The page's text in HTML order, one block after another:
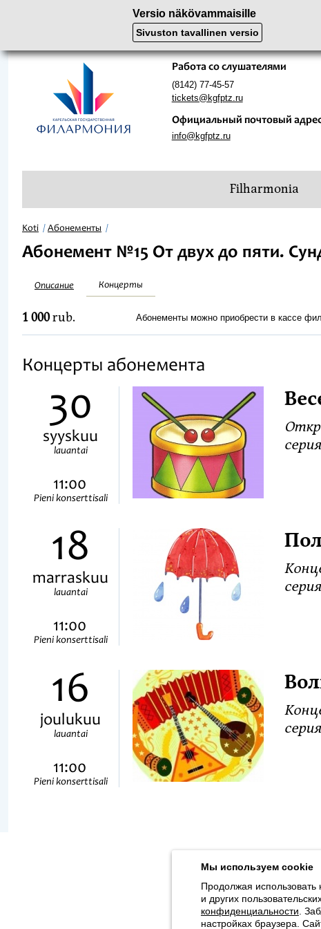
Versio näkövammaisille
Sivuston tavallinen versio
Работа со слушателями
(8142) 77-45-57
tickets@kgfptz.ru
Официальный почтовый
info@kgfptz.ru
Filharmonia
Koti Абонементы
Абонемент №15 От двух до пяти.
Описание Концерты
1 000rub. Абонементы можно приобрести в кассе
Концерты абонемента
30
syyskuu
lauantai
11:00
Pieni konserttisali
18
marraskuu
lauantai
11:00
Pieni konserttisali
16
joulukuu
lauantai
11:00
Pieni konserttisali
Продолжая использовать наш сайт, вы даёте согласие на
Политикой конфиденциальности .
Мы используем cookie
Продолжая
и других
конфиденциальности .
настройках браузера.